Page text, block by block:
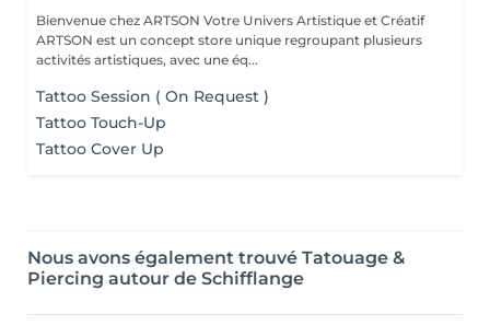
Bienvenue chez ARTSON Votre Univers Artistique et Créatif
ARTSON est un concept store unique regroupant plusieurs
activités artistiques, avec une éq...
Tattoo Session ( On Request )
Tattoo Touch-Up
Tattoo Cover Up
Nous avons également trouvé Tatouage &
Piercing autour de Schifflange